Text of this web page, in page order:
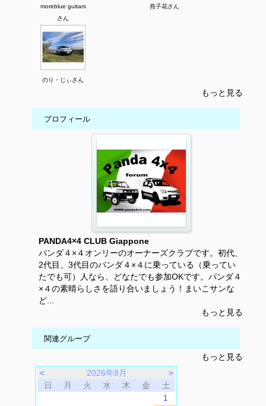
moreblue guitars
さん
燕子花さん
のり・じぃさん
もっと見る
プロフィール
PANDA4×4 CLUB Giappone
パンダ４×４オンリーのオーナーズクラブです。初代、
2代目、3代目のパンダ４×４に乗っている（乗ってい
たでも可）人なら、どなたでも参加OKです。パンダ４
×４の素晴らしさを語り合いましょう！まいこサンな
ど...
もっと見る
関連グループ
もっと見る
＜
2026年8月
＞
日
月 火 水 木 金 土
1